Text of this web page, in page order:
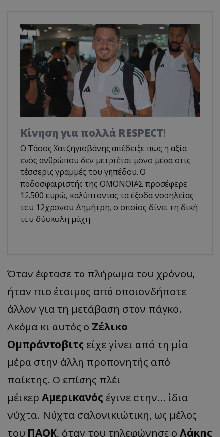
Κίνηση για πολλά RESPECT!
Ο Τάσος Χατζηγιοβάνης απέδειξε πως η αξία
ενός ανθρώπου δεν μετριέται μόνο μέσα στις
τέσσερις γραμμές του γηπέδου. Ο
ποδοσφαιριστής της ΟΜΟΝΟΙΑΣ προσέφερε
12.500 ευρώ, καλύπτοντας τα έξοδα νοσηλείας
του 12χρονου Δημήτρη, ο οποίος δίνει τη δική
του δύσκολη μάχη.
Όταν έφτασε το πλήρωμα του χρόνου,
ήταν πιο έτοιμος από οποιονδήποτε
άλλον για τη μετάβαση στον πάγκο.
Ακόμα κι αυτός ο Ζέλικο
Ομπράντοβιτς είχε γίνει από τη μία
μέρα στην άλλη προπονητής από
παίκτης. Ο επίσης πλέι
μέικερ Αμερικανός έγινε στην… ίδια
νύχτα. Νύχτα σαλονικιώτικη, ως μέλος
του ΠΑΟΚ, όταν του τηλεφώνησε ο Λάκης